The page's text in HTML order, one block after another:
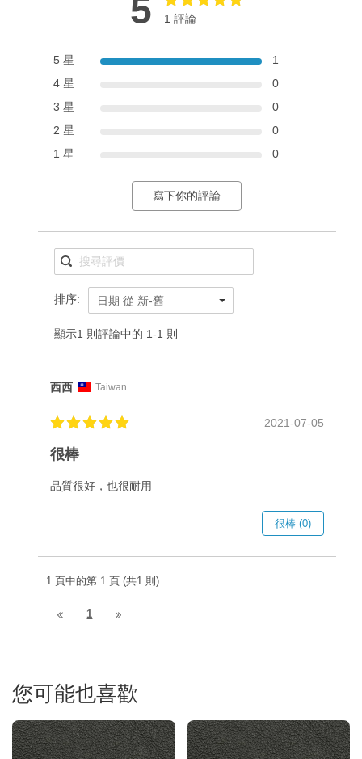
5 1 評論
5 星
1
4 星
0
3 星
0
2 星
0
1 星
0
寫下你的評論
排序: 日期 從 新-舊
顯示1 則評論中的 1-1 則
西西 Taiwan
2021-07-05
很棒
品質很好，也很耐用
很棒 (0)
1 頁中的第 1 頁 (共1 則)
1
您可能也喜歡